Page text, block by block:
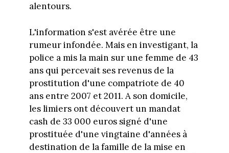
alentours.
L'information s'est avérée être une
rumeur infondée. Mais en investigant, la
police a mis la main sur une femme de 43
ans qui percevait ses revenus de la
prostitution d'une compatriote de 40
ans entre 2007 et 2011. A son domicile,
les limiers ont découvert un mandat
cash de 33 000 euros signé d'une
prostituée d'une vingtaine d'années à
destination de la famille de la mise en